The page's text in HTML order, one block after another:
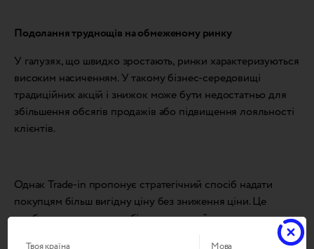
Подолання труднощів на обмеженому ринку
У галузях, що швидко зростають, ринки характеризуються
високим насиченням. У такому бізнес-середовищі
традиційних акцій і знижок може бути недостатньо для
збільшення обсягів продажів або підвищення лояльності
клієнтів.
Однак Trade-in пропонує стратегічний спосіб надати
покупцям більш вигідну ціну без зниження ціни. Це
особливо важливо для бізнес-моделей, де критично
важливо підтримувати імідж преміального бренду, і як
Твоя країна Мова